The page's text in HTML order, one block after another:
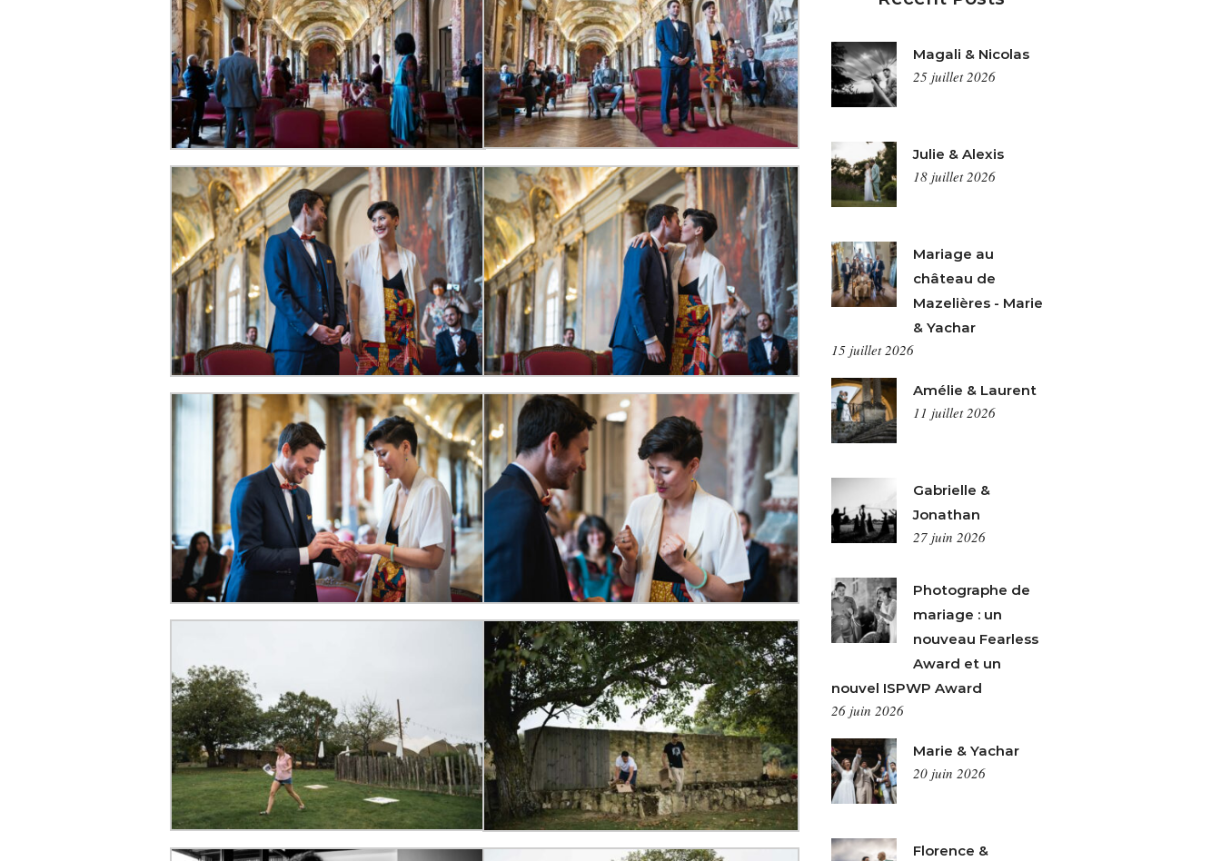
Magali & Nicolas
25 juillet 2026
Julie & Alexis
18 juillet 2026
Mariage au
château de
Mazelières - Marie
& Yachar
15 juillet 2026
Amélie & Laurent
11 juillet 2026
Gabrielle &
Jonathan
27 juin 2026
Photographe de
mariage : un
nouveau Fearless
Award et un
nouvel ISPWP Award
26 juin 2026
Marie & Yachar
20 juin 2026
Florence &